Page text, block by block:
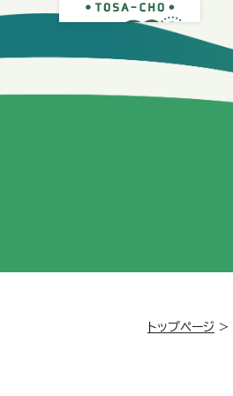
トップページ >